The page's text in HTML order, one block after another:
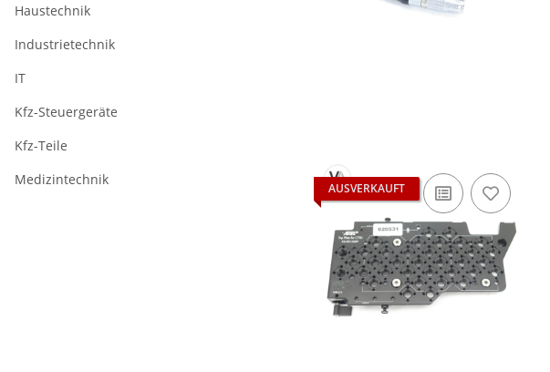
AUSVERKAUFT
Haustechnik
Industrietechnik
IT
Kfz-Steuergeräte
Kfz-Teile
Medizintechnik